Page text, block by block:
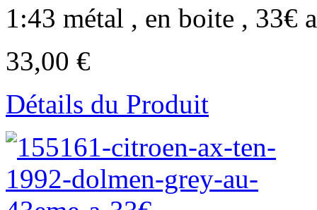
1:43 métal , en boite , 33€
33,00 €
Détails du Produit